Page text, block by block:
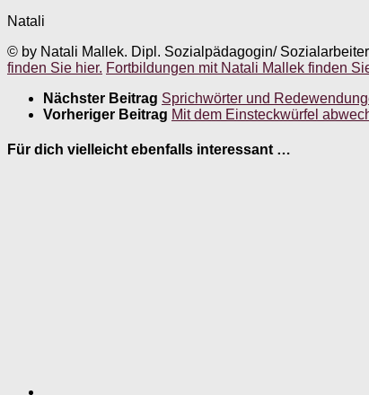
Natali
© by Natali Mallek. Dipl. Sozialpädagogin/
finden Sie hier. Fortbildungen mit Natali Mallek finden
Nächster Beitrag Sprichwörter und
Vorheriger Beitrag Mit dem Einsteckwürfel
Für dich vielleicht ebenfalls interessant …